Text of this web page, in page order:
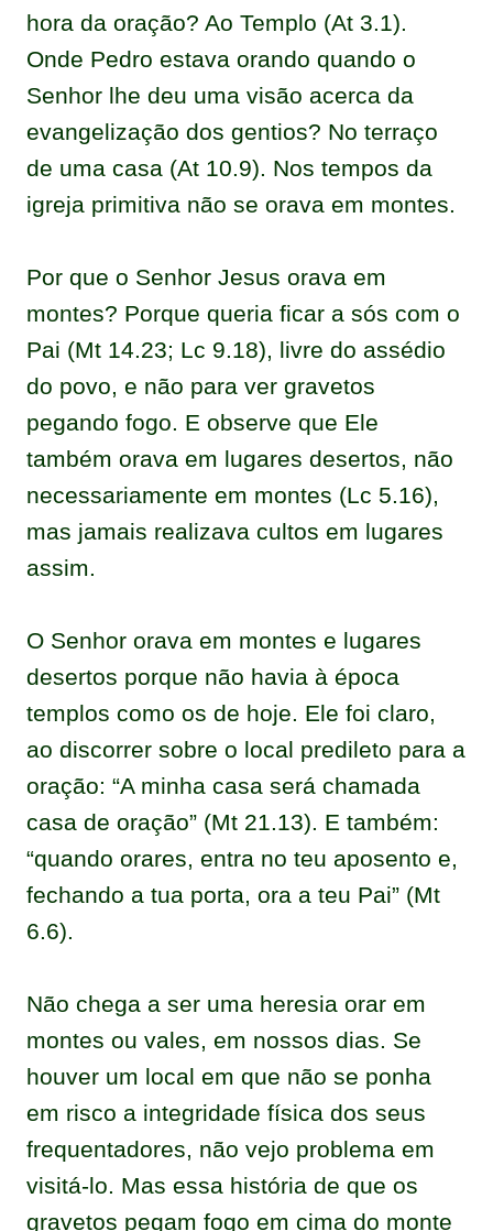
hora da oração? Ao Templo (At 3.1).
Onde Pedro estava orando quando o
Senhor lhe deu uma visão acerca da
evangelização dos gentios? No terraço
de uma casa (At 10.9). Nos tempos da
igreja primitiva não se orava em montes.
Por que o Senhor Jesus orava em
montes? Porque queria ficar a sós com o
Pai (Mt 14.23; Lc 9.18), livre do assédio
do povo, e não para ver gravetos
pegando fogo. E observe que Ele
também orava em lugares desertos, não
necessariamente em montes (Lc 5.16),
mas jamais realizava cultos em lugares
assim.
O Senhor orava em montes e lugares
desertos porque não havia à época
templos como os de hoje. Ele foi claro,
ao discorrer sobre o local predileto para a
oração: “A minha casa será chamada
casa de oração” (Mt 21.13). E também:
“quando orares, entra no teu aposento e,
fechando a tua porta, ora a teu Pai” (Mt
6.6).
Não chega a ser uma heresia orar em
montes ou vales, em nossos dias. Se
houver um local em que não se ponha
em risco a integridade física dos seus
frequentadores, não vejo problema em
visitá-lo. Mas essa história de que os
gravetos pegam fogo em cima do monte